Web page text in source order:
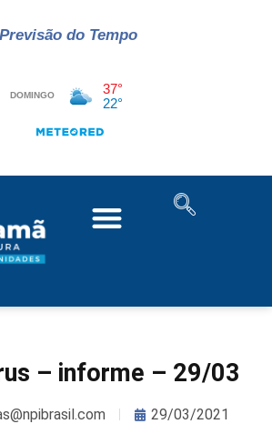
Previsão do Tempo
– informe – 29/03
29/03/2021